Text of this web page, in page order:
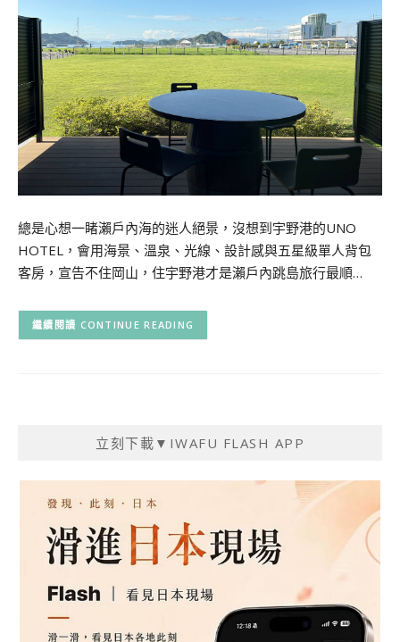
總是心想一睹瀨戶內海的迷人絕景，沒想到宇野港的UNO
HOTEL，會用海景、溫泉、光線、設計感與五星級單人背包
客房，宣告不住岡山，住宇野港才是瀨戶內跳島旅行最順…
CONTINUE READING
立刻下載▼IWAFU FLASH APP